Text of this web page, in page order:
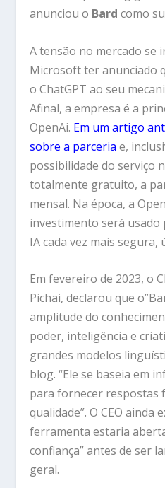
anunciou o Bard como
A tensão no mercado se
Microsoft ter anunciado
o ChatGPT ao seu
Afinal, a empresa é a
OpenAi. Em um artigo
sobre a parceria e,
possibilidade do serviço
totalmente gratuito, a
mensal. Na época, a
investimento será usado
IA cada vez mais segura,
Em fevereiro de 2023, o
Pichai, declarou que
amplitude do
poder, inteligência e
grandes modelos
blog. “Ele se baseia em
para fornecer respostas
qualidade”. O CEO ainda
ferramenta estaria
confiança” antes de ser
geral.